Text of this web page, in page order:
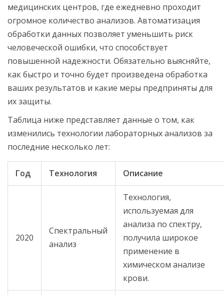
медицинских центров, где ежедневно проходит
огромное количество анализов. Автоматизация
обработки данных позволяет уменьшить риск
человеческой ошибки, что способствует
повышенной надежности. Обязательно выясняйте,
как быстро и точно будет произведена обработка
ваших результатов и какие меры предприняты для
их защиты.
Таблица ниже представляет данные о том, как
изменились технологии лабораторных анализов за
последние несколько лет:
Год Технология Описание
2020
Спектральный
анализ
Технология,
используемая для
анализа по спектру,
получила широкое
применение в
химическом анализе
крови.